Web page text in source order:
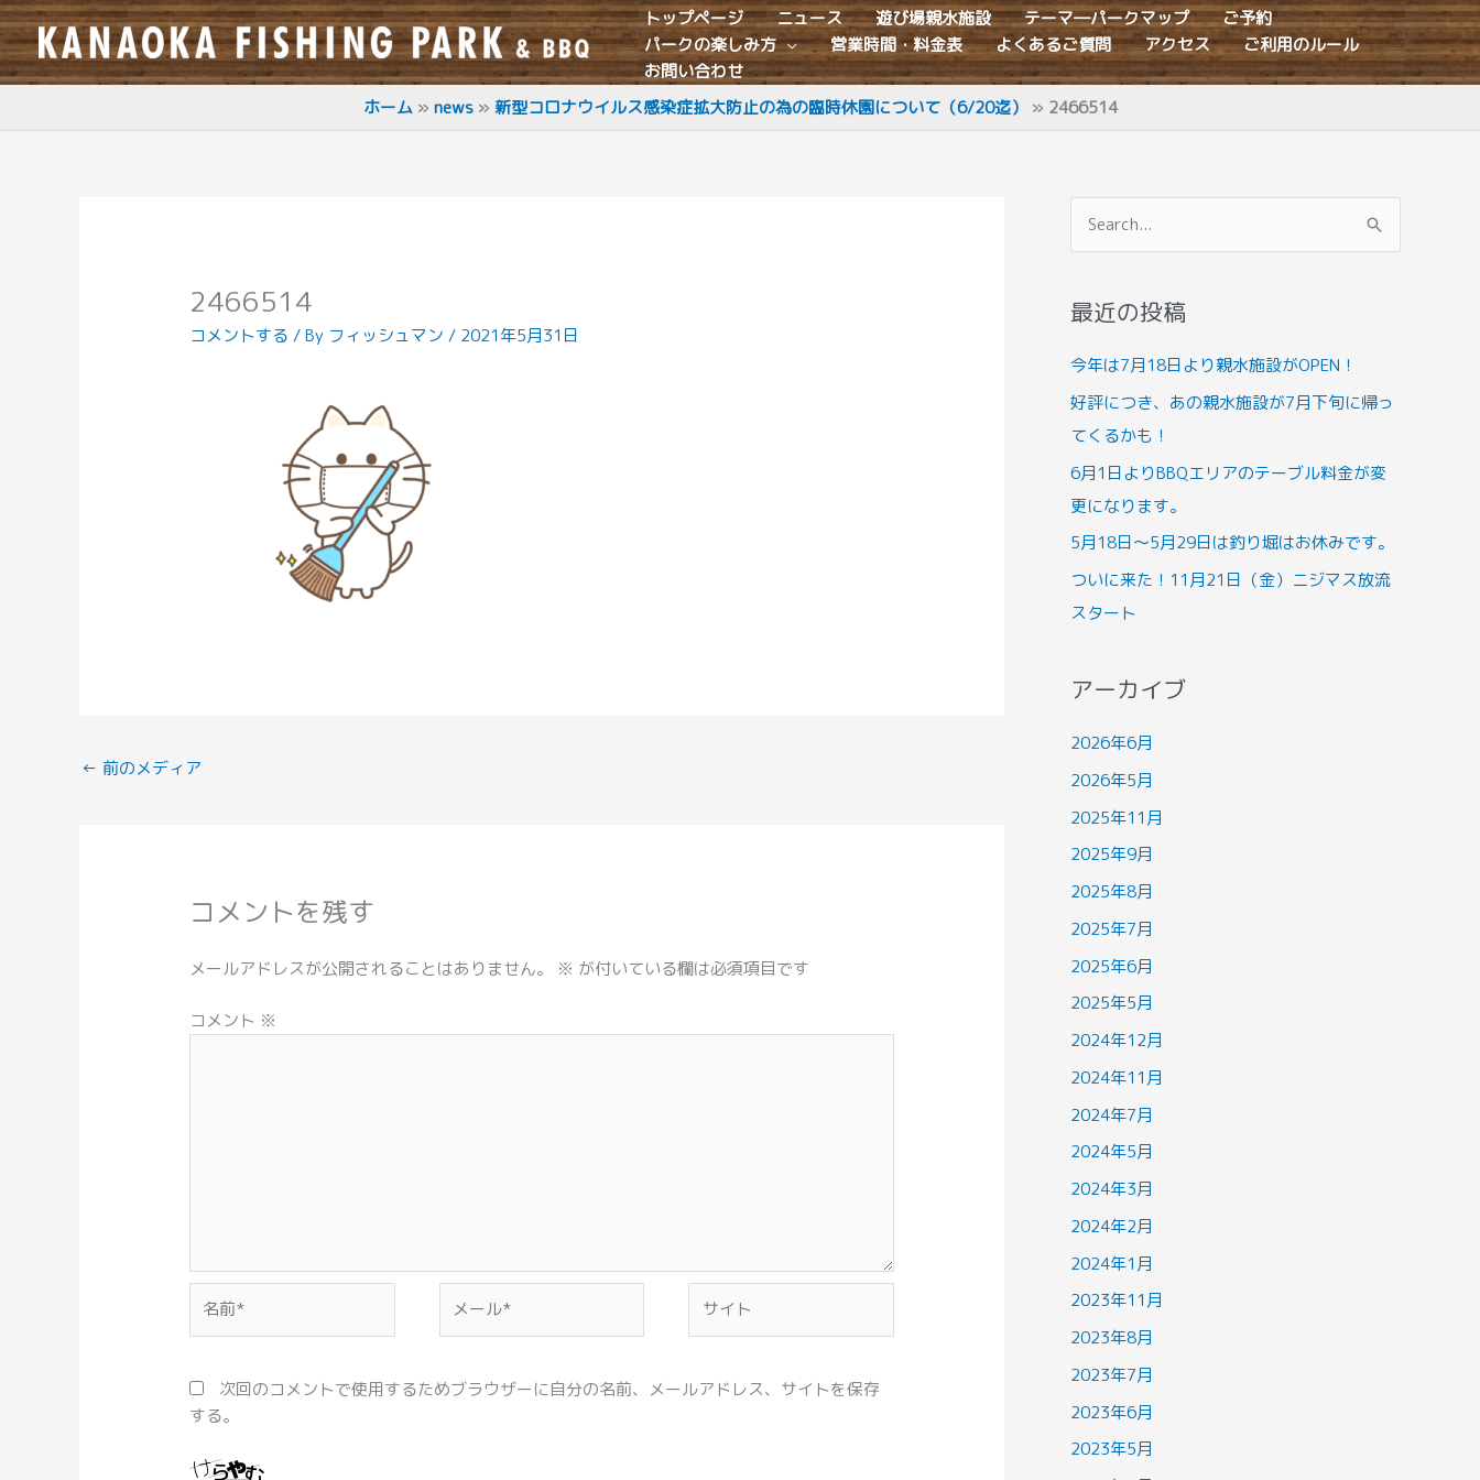
内
容
を
ス
トップページ ニュース 遊び場親水施設 テーマ―パークマップ
ご予約
パークの楽しみ方
営業時間・料金表 よくあるご質問 アクセス
ご利用のルール
お問い合わせ
ホーム
news 新型コロナウイルス感染症拡大防止の為の臨時休園について（6/20迄） 2466514
2466514
コメントする / By フィッシュマン/ 2021年5月31日
← 前のメディア
コメントを残す
メールアドレスが公開されることはありません。 ※ が付いている欄は必須項目です
コメント ※
次回のコメントで使用するためブラウザーに自分の名前、メールアドレス、サイトを保存
する。
象
:
最近の投稿
今年は7月18日より親水施設がOPEN！
好評につき、あの親水施設が7月下旬に帰っ
てくるかも！
6月1日よりBBQエリアのテーブル料金が変
更になります。
5月18日～5月29日は釣り堀はお休みです。
ついに来た！11月21日（金）ニジマス放流
スタート
アーカイブ
2026年6月
2026年5月
2025年11月
2025年9月
2025年8月
2025年7月
2025年6月
2025年5月
2024年12月
2024年11月
2024年7月
2024年5月
2024年3月
2024年2月
2024年1月
2023年11月
2023年8月
2023年7月
2023年6月
2023年5月